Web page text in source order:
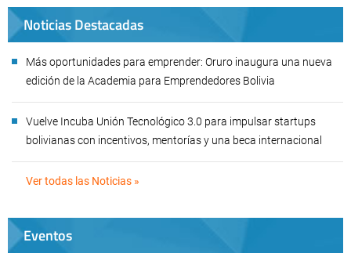
Noticias Destacadas
Más oportunidades para emprender: Oruro inaugura una nueva
edición de la Academia para Emprendedores Bolivia
Vuelve Incuba Unión Tecnológico 3.0 para impulsar startups
bolivianas con incentivos, mentorías y una beca internacional
Ver todas las Noticias »
Eventos